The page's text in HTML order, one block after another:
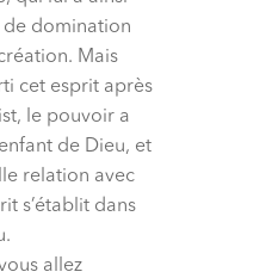
domination
Mais
cet esprit après
le pouvoir a
de Dieu, et
relation avec
s’établit dans
allez